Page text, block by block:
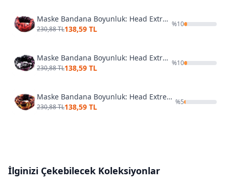
Maske Bandana Boyunluk: Head Extreme 12 Fonksiyon Devil
230,88 TL138,59 TL
%10
Maske Bandana Boyunluk: Head Extreme 12 Fonksiyon Thirteen
230,88 TL138,59 TL
%10
Maske Bandana Boyunluk: Head Extreme 12 Fonksiyon Fire Skull
230,88 TL138,59 TL
%5
İlginizi Çekebilecek Koleksiyonlar